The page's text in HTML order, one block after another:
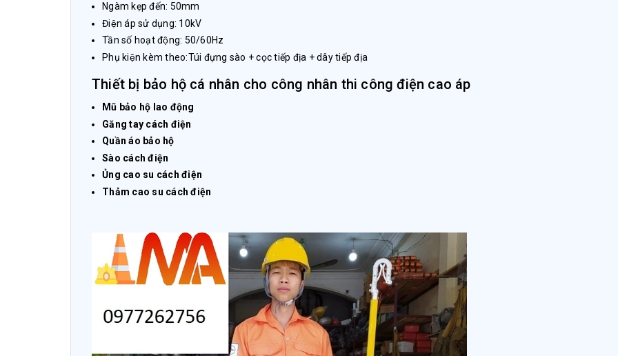
Ngàm kẹp đến: 50mm
Điện áp sử dụng: 10kV
Tần số hoạt động: 50/60Hz
Phụ kiện kèm theo:Túi đựng sào + cọc tiếp địa + dây tiếp địa
Thiết bị bảo hộ cá nhân cho công nhân thi công điện cao áp
Mũ bảo hộ lao động
Găng tay cách điện
Quần áo bảo hộ
Sào cách điện
Ủng cao su cách điện
Thảm cao su cách điện